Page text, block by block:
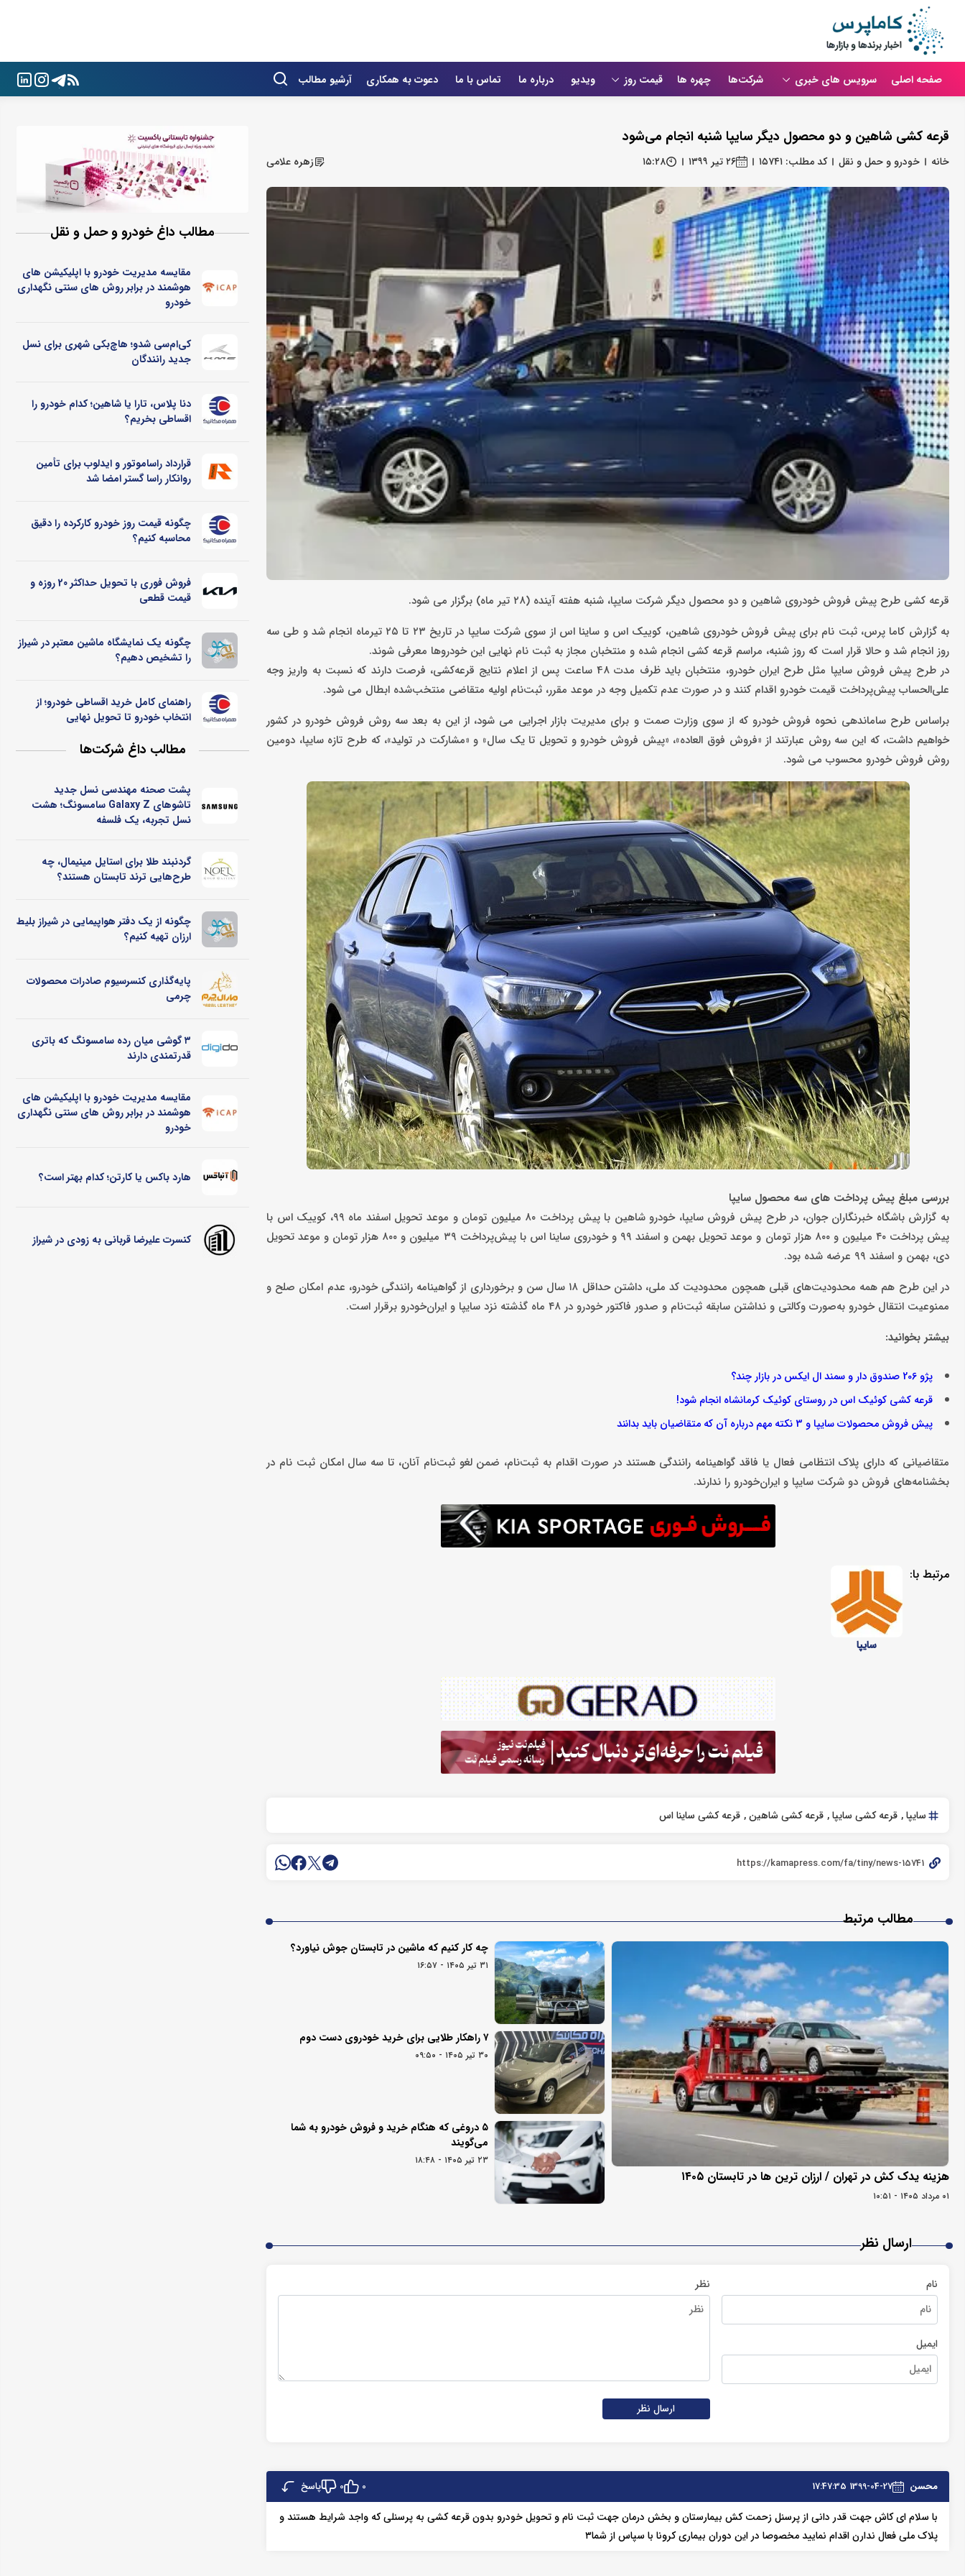
صفحه اصلی سرویس های خبری شرکت‌ها چهره ها قیمت روز ویدیو درباره ما تماس با ما دعوت به همکاری آرشیو مطالب
قرعه کشی شاهین و دو محصول دیگر سایپا شنبه انجام می‌شود
خانه خودرو و حمل و نقل کد مطلب: ۱۵۷۴۱ ۲۶ تیر ۱۳۹۹ ۱۵:۲۸ زهره علامی
قرعه کشی طرح پیش فروش خودروی شاهین و دو محصول دیگر شرکت سایپا، شنبه هفته آینده (٢٨ تیر ماه) برگزار می شود.
به گزارش کاما پرس، ثبت نام برای پیش فروش خودروی شاهین، کوییک اس و ساینا اس از سوی شرکت سایپا در تاریخ ۲۳ تا ۲۵ تیرماه انجام شد و طی سه
روز انجام شد و حالا قرار است که روز شنبه، مراسم قرعه کشی انجام شده و منتخبان مجاز به ثبت نام نهایی این خودرو‌ها معرفی شوند.
در طرح پیش فروش سایپا مثل طرح ایران خودرو، منتخبان باید ظرف مدت 48 ساعت پس از اعلام نتایج قرعه‌کشی، فرصت دارند که نسبت به واریز وجه
علی‌الحساب پیش‌پرداخت قیمت خودرو اقدام کنند و در صورت عدم تکمیل وجه در موعد مقرر، ثبت‌نام اولیه متقاضی منتخب‌شده ابطال می شود.
براساس طرح ساماندهی نحوه فروش خودرو که از سوی وزارت صمت و برای مدیریت بازار اجرایی می شود، از این به بعد سه روش فروش خودرو در کشور
خواهیم داشت، که این سه روش عبارتند از «فروش فوق العاده»، «پیش فروش خودرو و تحویل تا یک سال» و «مشارکت در تولید»، که طرح تازه سایپا، دومین
روش فروش خودرو محسوب می شود.
بررسی مبلغ پیش پرداخت های سه محصول سایپا
به گزارش باشگاه خبرنگاران جوان، در طرح پیش فروش سایپا، خودرو شاهین با پیش پرداخت ۸۰ میلیون تومان و موعد تحویل اسفند ماه ۹۹، کوییک اس با
پیش پرداخت ۴۰ میلیون و ۸۰۰ هزار تومان و موعد تحویل بهمن و اسفند ۹۹ و خودروی ساینا اس با پیش‌پرداخت ۳۹ میلیون و ۸۰۰ هزار تومان و موعد تحویل
دی، بهمن و اسفند ۹۹ عرضه شده بود.
در این طرح هم همه محدودیت‌های قبلی همچون محدودیت کد ملی، داشتن حداقل ۱۸ سال سن و برخورداری از گواهینامه رانندگی خودرو، عدم امکان صلح و
ممنوعیت انتقال خودرو به‌صورت وکالتی و نداشتن سابقه ثبت‌نام و صدور فاکتور خودرو در ۴۸ ماه گذشته نزد سایپا و ایران‌خودرو برقرار است.
بیشتر بخوانید:
پژو 206 صندوق دار و سمند ال ایکس در بازار چند؟
قرعه کشی کوئیک اس در روستای کوئیک کرمانشاه انجام شود!
پیش فروش محصولات سایپا و 3 نکته مهم درباره آن که متقاضیان باید بدانند
متقاضیانی که دارای پلاک انتظامی فعال یا فاقد گواهینامه رانندگی هستند در صورت اقدام به ثبت‌نام، ضمن لغو ثبت‌نام آنان، تا سه سال امکان ثبت نام در
بخشنامه‌های فروش دو شرکت سایپا و ایران‌خودرو را ندارند.
مرتبط با:
سایپا
سایپا قرعه کشی سایپا قرعه کشی شاهین قرعه کشی ساینا اس
مطالب مرتبط
هزینه یدک کش در تهران / ارزان ترین ها در تابستان ۱۴۰۵
۰۱ مرداد ۱۴۰۵ - ۱۰:۵۱
چه کار کنیم که ماشین در تابستان جوش نیاورد؟
۳۱ تیر ۱۴۰۵ - ۱۶:۵۷
۷ راهکار طلایی برای خرید خودروی دست دوم
۳۰ تیر ۱۴۰۵ - ۰۹:۵۰
۵ دروغی که هنگام خرید و فروش خودرو به شما
می‌گویند
۲۳ تیر ۱۴۰۵ - ۱۸:۴۸
ارسال نظر
نام
ایمیل
نظر
ارسال نظر
محسن 1399-04-27 17:47:35
0
0 پاسخ
با سلام ای کاش جهت قدر دانی از پرسنل زحمت کش بیمارستان و بخش درمان جهت ثبت نام و تحویل خودرو بدون قرعه کشی به پرسنلی که واجد شرایط هستند و
پلاک ملی فعال ندارن اقدام نمایید مخصوصا در این دوران بیماری کرونا با سپاس از شما۳
مطالب داغ خودرو و حمل و نقل
مقایسه مدیریت خودرو با اپلیکیشن های
هوشمند در برابر روش های سنتی نگهداری
خودرو
کی‌ام‌سی شدو؛ هاچ‌بکی شهری برای نسل
جدید رانندگان
دنا پلاس، تارا یا شاهین؛ کدام خودرو را
اقساطی بخریم؟
قرارداد راساموتور و ایدلوب برای تأمین
روانکار راسا گستر امضا شد
چگونه قیمت روز خودرو کارکرده را دقیق
محاسبه کنیم؟
فروش فوری با تحویل حداکثر 20 روزه و
قیمت قطعی
چگونه یک نمایشگاه ماشین معتبر در شیراز
را تشخیص دهیم؟
راهنمای کامل خرید اقساطی خودرو؛ از
انتخاب خودرو تا تحویل نهایی
مطالب داغ شرکت‌ها
پشت صحنه مهندسی نسل جدید
تاشوهای Galaxy Z سامسونگ؛ هشت
نسل تجربه، یک فلسفه
گردنبند طلا برای استایل مینیمال، چه
طرح‌هایی ترند تابستان هستند؟
چگونه از یک دفتر هواپیمایی در شیراز بلیط
ارزان تهیه کنیم؟
پایه‌گذاری کنسرسیوم صادرات محصولات
چرمی
۳ گوشی میان رده سامسونگ که باتری
قدرتمندی دارند
مقایسه مدیریت خودرو با اپلیکیشن های
هوشمند در برابر روش های سنتی نگهداری
خودرو
هارد باکس یا کارتن؛ کدام بهتر است؟
کنسرت علیرضا قربانی به زودی در شیراز